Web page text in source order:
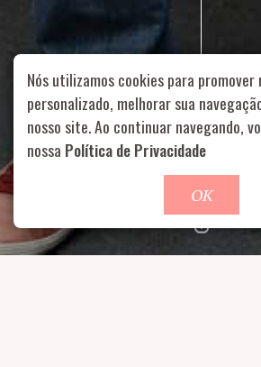
Rua Aurélia, 1714 – Vila Romana, São
99178-5848 |
Role para continar
Nós utilizamos cookies para
personalizado, melhorar sua
nosso site. Ao continuar navegando,
nossa Política de Privacidade
OK